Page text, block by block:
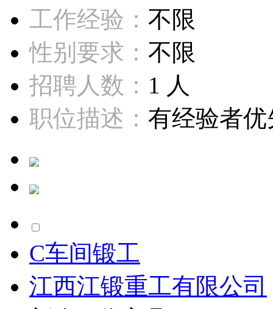
工作经验： 不限
性别要求： 不限
招聘人数： 1 人
职位描述： 有经验者优
C车间锻工
江西江锻重工有限公司